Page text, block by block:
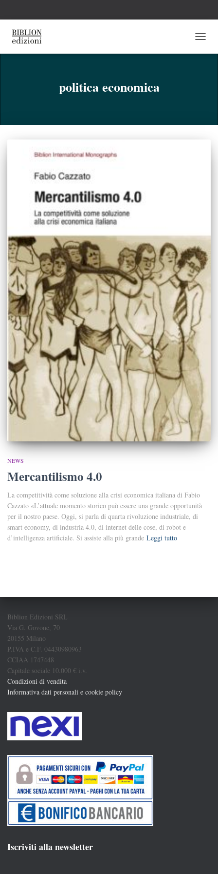
politica economica
NEWS
Mercantilismo 4.0
La competitività come soluzione alla crisi economica italiana di Fabio
Cazzato «L’attuale momento storico può essere una grande opportunità
per il nostro paese. Oggi, si parla di quarta rivoluzione industriale, di
smart economy, di industria 4.0, di internet delle cose, di robot e
d’intelligenza artificiale. Si assiste alla più grande Leggi tutto
Biblion Edizioni SRL
Via G. Govone, 70
20155 Milano
P.IVA e C.F. 04430980963
CCIAA 1747448
Capitale sociale 10.000 € i.v.
Condizioni di vendita
Informativa dati personali e cookie policy
Iscriviti alla newsletter